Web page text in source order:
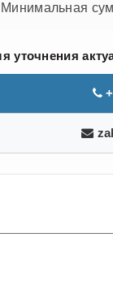
Минимальная
уточнения